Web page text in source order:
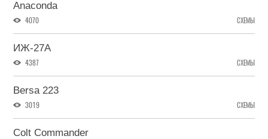
Anaconda
4070 СХЕМЫ
ИЖ-27А
4387 СХЕМЫ
Bersa 223
3019 СХЕМЫ
Colt Commander